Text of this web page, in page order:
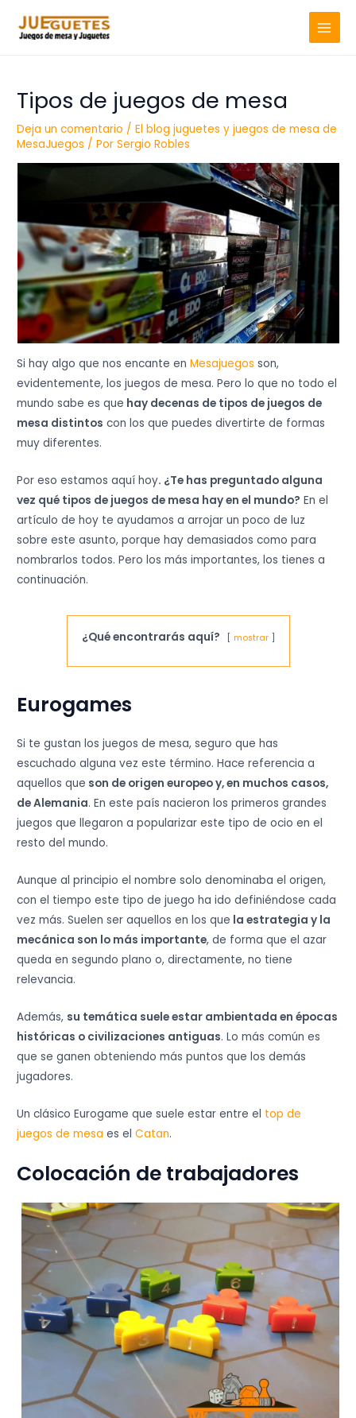
MAIN
MENU
Tipos de juegos de mesa
Deja un comentario /El blog juguetes y juegos de mesa de
MesaJuegos / PorSergio Robles
Si hay algo que nos encante enMesajuegosson,
evidentemente, los juegos de mesa. Pero lo que no todo el
mundo sabe es que hay decenas de tipos de juegos de
mesa distintos con los que puedes divertirte de formas
muy diferentes.
Por eso estamos aquí hoy. ¿Te has preguntado alguna
vez qué tipos de juegos de mesa hay en el mundo? En el
artículo de hoy te ayudamos a arrojar un poco de luz
sobre este asunto, porque hay demasiados como para
nombrarlos todos. Pero los más importantes, los tienes a
continuación.
¿Qué encontrarás aquí? mostrar
Eurogames
Si te gustan los juegos de mesa, seguro que has
escuchado alguna vez este término. Hace referencia a
aquellos que son de origen europeo y, en muchos casos,
de Alemania. En este país nacieron los primeros grandes
juegos que llegaron a popularizar este tipo de ocio en el
resto del mundo.
Aunque al principio el nombre solo denominaba el origen,
con el tiempo este tipo de juego ha ido definiéndose cada
vez más. Suelen ser aquellos en los que la estrategia y la
mecánica son lo más importante, de forma que el azar
queda en segundo plano o, directamente, no tiene
relevancia.
Además, su temática suele estar ambientada en épocas
históricas o civilizaciones antiguas. Lo más común es
que se ganen obteniendo más puntos que los demás
jugadores.
Un clásico Eurogame que suele estar entre el top de
juegos de mesa es elCatan.
Colocación de trabajadores